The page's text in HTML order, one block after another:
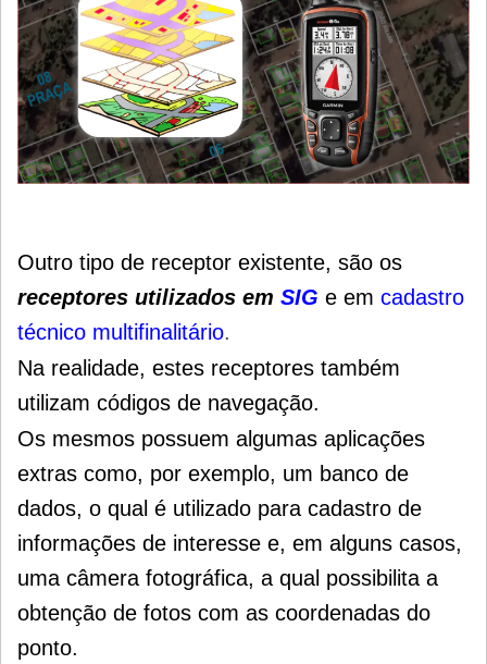
Outro tipo de receptor existente, são os
receptores utilizados em SIG e em cadastro
técnico multifinalitário.
Na realidade, estes receptores também
utilizam códigos de navegação.
Os mesmos possuem algumas aplicações
extras como, por exemplo, um banco de
dados, o qual é utilizado para cadastro de
informações de interesse e, em alguns casos,
uma câmera fotográfica, a qual possibilita a
obtenção de fotos com as coordenadas do
ponto.